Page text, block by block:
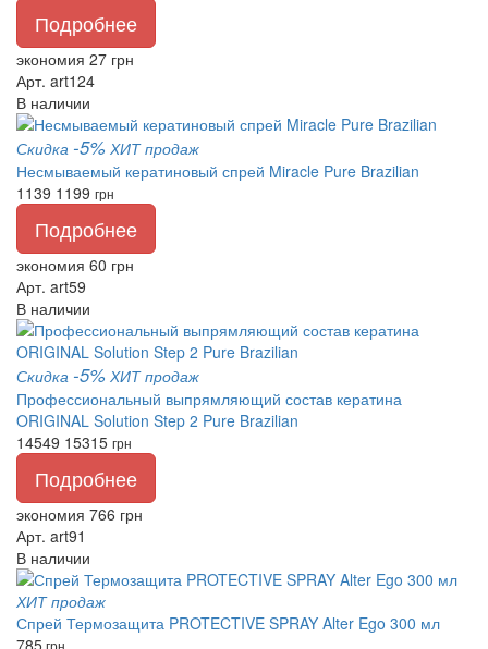
Подробнее
экономия 27 грн
Арт. art124
В наличии
Скидка -5% ХИТ продаж
Несмываемый кератиновый спрей Miracle Pure Brazilian
1139 1199 грн
Подробнее
экономия 60 грн
Арт. art59
В наличии
Скидка -5% ХИТ продаж
Профессиональный выпрямляющий состав кератина
ORIGINAL Solution Step 2 Pure Brazilian
14549 15315 грн
Подробнее
экономия 766 грн
Арт. art91
В наличии
ХИТ продаж
Спрей Термозащита PROTECTIVE SPRAY Alter Ego 300 мл